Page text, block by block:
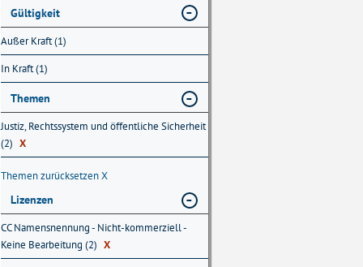
Gültigkeit
Außer Kraft (1)
In Kraft (1)
Themen
Justiz, Rechtssystem und öffentliche Sicherheit
(2) X
Themen zurücksetzenX
Lizenzen
CC Namensnennung - Nicht-kommerziell -
Keine Bearbeitung (2) X